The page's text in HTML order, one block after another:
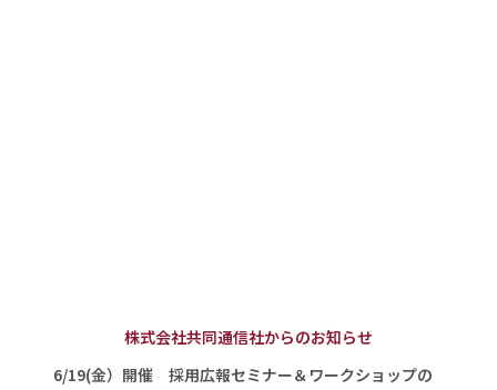
株式会社共同通信社からのお知らせ
6/19(金）開催 採用広報セミナー＆ワークショップの